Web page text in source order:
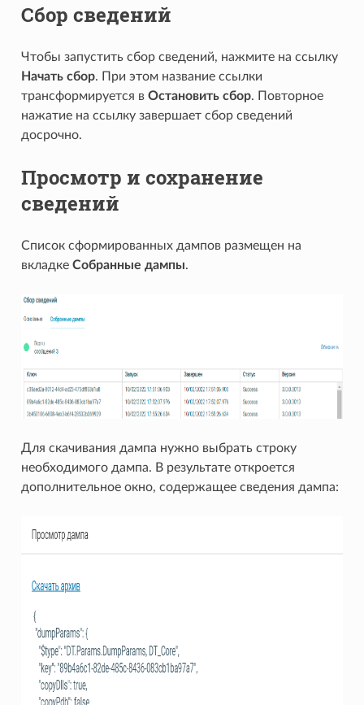
Сбор сведений
Чтобы запустить сбор сведений, нажмите на ссылку
Начать сбор. При этом название ссылки
трансформируется в Остановить сбор. Повторное
нажатие на ссылку завершает сбор сведений
досрочно.
Просмотр и сохранение
сведений
Список сформированных дампов размещен на
вкладке Собранные дампы.
Для скачивания дампа нужно выбрать строку
необходимого дампа. В результате откроется
дополнительное окно, содержащее сведения дампа: